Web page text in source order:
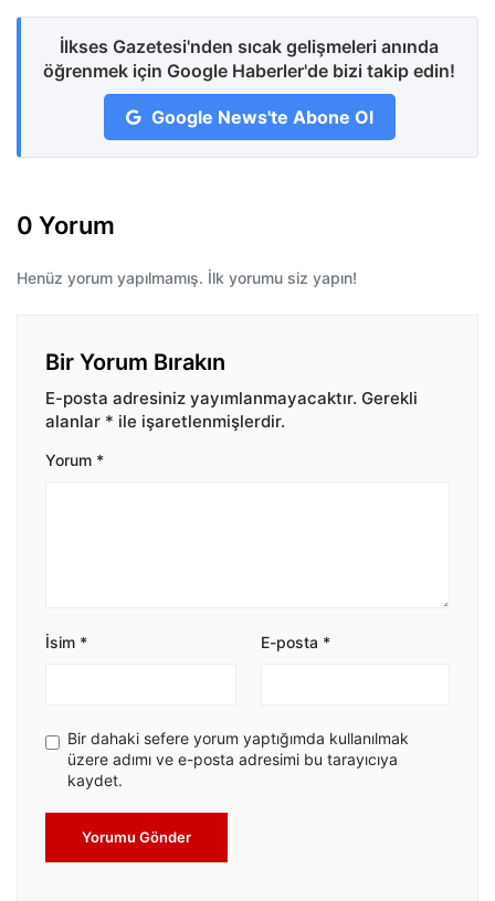
İlkses Gazetesi'nden sıcak gelişmeleri anında
öğrenmek için Google Haberler'de bizi takip edin!
Google News'te Abone Ol
0 Yorum
Henüz yorum yapılmamış. İlk yorumu siz yapın!
Bir Yorum Bırakın
E-posta adresiniz yayımlanmayacaktır. Gerekli
alanlar * ile işaretlenmişlerdir.
Yorum *
İsim * E-posta *
Bir dahaki sefere yorum yaptığımda kullanılmak
üzere adımı ve e-posta adresimi bu tarayıcıya
kaydet.
Yorumu Gönder